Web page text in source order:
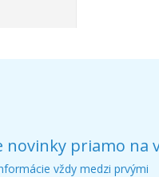
novinky priamo na
vždy medzi prvými